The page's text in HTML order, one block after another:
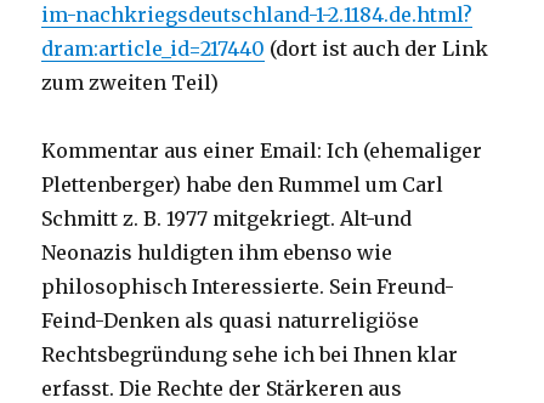
im-nachkriegsdeutschland-1-2.1184.de.html?
dram:article_id=217440 (dort ist auch der Link
zum zweiten Teil)
Kommentar aus einer Email: Ich (ehemaliger
Plettenberger) habe den Rummel um Carl
Schmitt z. B. 1977 mitgekriegt. Alt-und
Neonazis huldigten ihm ebenso wie
philosophisch Interessierte. Sein Freund-
Feind-Denken als quasi naturreligiöse
Rechtsbegründung sehe ich bei Ihnen klar
erfasst. Die Rechte der Stärkeren aus